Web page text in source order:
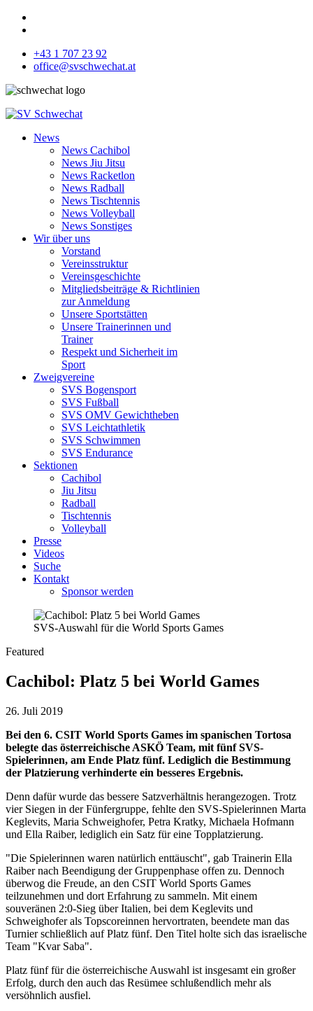
+43 1 707 23 92
office@svschwechat.at
News
News Cachibol
News Jiu Jitsu
News Racketlon
News Radball
News Tischtennis
News Volleyball
News Sonstiges
Wir über uns
Vorstand
Vereinsstruktur
Vereinsgeschichte
Mitgliedsbeiträge & Richtlinien
zur Anmeldung
Unsere Sportstätten
Unsere Trainerinnen und
Trainer
Respekt und Sicherheit im
Sport
Zweigvereine
SVS Bogensport
SVS Fußball
SVS OMV Gewichtheben
SVS Leichtathletik
SVS Schwimmen
SVS Endurance
Sektionen
Cachibol
Jiu Jitsu
Radball
Tischtennis
Volleyball
Presse
Videos
Suche
Kontakt
Sponsor werden
SVS-Auswahl für die World Sports Games
Featured
Cachibol: Platz 5 bei World Games
26. Juli 2019
Bei den 6. CSIT World Sports Games im spanischen Tortosa
belegte das österreichische ASKÖ Team, mit fünf SVS-
Spielerinnen, am Ende Platz fünf. Lediglich die Bestimmung
der Platzierung verhinderte ein besseres Ergebnis.
Denn dafür wurde das bessere Satzverhältnis herangezogen. Trotz
vier Siegen in der Fünfergruppe, fehlte den SVS-Spielerinnen Marta
Keglevits, Maria Schweighofer, Petra Kratky, Michaela Hofmann
und Ella Raiber, lediglich ein Satz für eine Topplatzierung.
"Die Spielerinnen waren natürlich enttäuscht", gab Trainerin Ella
Raiber nach Beendigung der Gruppenphase offen zu. Dennoch
überwog die Freude, an den CSIT World Sports Games
teilzunehmen und dort Erfahrung zu sammeln. Mit einem
souveränen 2:0-Sieg über Italien, bei dem Keglevits und
Schweighofer als Topscoreinnen hervortraten, beendete man das
Turnier schließlich auf Platz fünf. Den Titel holte sich das israelische
Team "Kvar Saba".
Platz fünf für die österreichische Auswahl ist insgesamt ein großer
Erfolg, durch den auch das Resümee schlußendlich mehr als
versöhnlich ausfiel.